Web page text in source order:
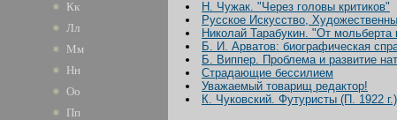
Кк
Лл
Мм
Нн
Оо
Пп
Н. Чужак. "Через головы критиков"
Русское Искусство,
Николай Тарабукин. "От
Б. И. Арватов: биографическая
Б. Виппер. Проблема и развитие
Страдающие бессилием
Уважаемый товарищ редактор!
К. Чуковский. Футуристы (П. 1922 г.)